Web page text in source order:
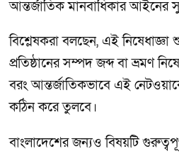
আন্তর্জাতিক মানবাধিকার আইনের
বিশ্লেষকরা বলছেন, এই নিষেধাজ্ঞা
প্রতিষ্ঠানের সম্পদ জব্দ বা ভ্রমণ
বরং আন্তর্জাতিকভাবে এই
কঠিন করে তুলবে।
বাংলাদেশের জন্যও বিষয়টি